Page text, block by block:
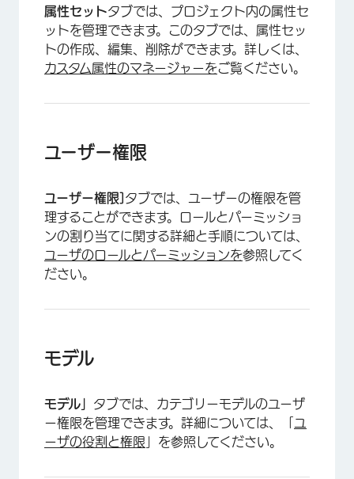
属性セットタブでは、プロジェクト内の属性セ
ットを管理できます。このタブでは、属性セッ
トの作成、編集、削除ができます。詳しくは、
カスタム属性のマネージャーをご覧ください。
ユーザー権限
ユーザー権限] タブでは、ユーザーの権限を管
理することができます。ロールとパーミッショ
ンの割り当てに関する詳細と手順については、
ユーザのロールとパーミッションを参照してく
ださい。
モデル
モデル」 タブでは、カテゴリーモデルのユーザ
ー権限を管理できます。詳細については、「
ユ
ーザの役割と権限 」を参照してください。